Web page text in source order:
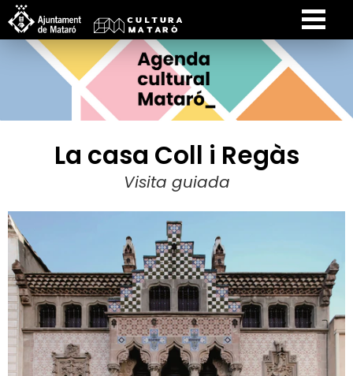
La casa Coll i Regàs
Visita guiada